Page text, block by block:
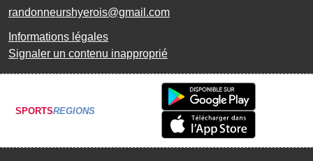
randonneurshyerois@gmail.com
Informations légales
Signaler un contenu inapproprié
SPORTSREGIONS